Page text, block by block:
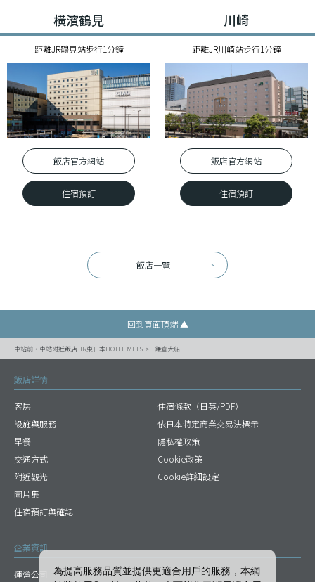
橫濱鶴見
距離JR鶴見站步行1分鐘
飯店官⽅網站
住宿預訂
川崎
距離JR川崎站步行1分鐘
飯店官⽅網站
住宿預訂
飯店一覽
回到頁面頂端 ▲
車站前・車站附近飯店 JR東日本HOTEL METS 鎌倉大船
飯店詳情
客房
設施與服務
早餐
交通方式
附近觀光
圖片集
住宿預訂與確認
住宿條款（日英/PDF）
依日本特定商業交易法標示
隱私權政策
Cookie政策
Cookie詳細設定
企業資訊
運營公司
為提高服務品質並提供更適合用戶的服務，本網